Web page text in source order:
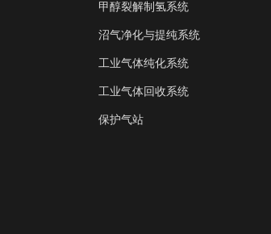
甲醇裂解制氢系统
沼气净化与提纯系统
工业气体纯化系统
工业气体回收系统
保护气站